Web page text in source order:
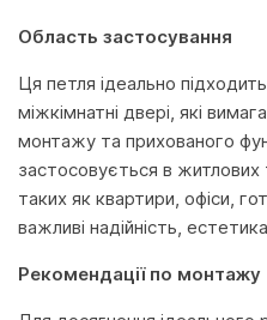
Область застосування
Ця петля ідеально
міжкімнатні двері, які
монтажу та прихованого
застосовується в
таких як квартири, офіси,
важливі надійність,
Рекомендації по монтажу